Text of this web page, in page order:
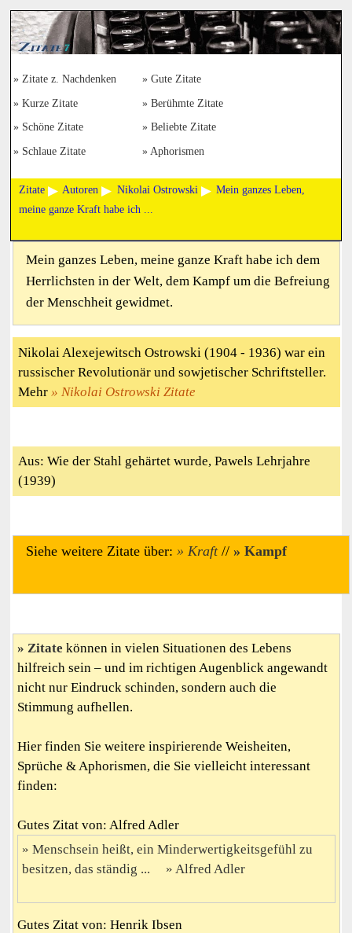
Zitate z. Nachdenken Gute Zitate
Kurze Zitate Berühmte Zitate
Schöne Zitate Beliebte Zitate
Schlaue Zitate Aphorismen
Zitate Autoren Nikolai Ostrowski
Mein ganzes Leben,
meine ganze Kraft habe ich ...
Mein ganzes Leben, meine ganze Kraft habe ich dem
Herrlichsten in der Welt, dem Kampf um die Befreiung
der Menschheit gewidmet.
Nikolai Alexejewitsch Ostrowski (1904 - 1936) war ein
russischer Revolutionär und sowjetischer Schriftsteller.
Mehr
Nikolai Ostrowski Zitate
Aus: Wie der Stahl gehärtet wurde, Pawels Lehrjahre
(1939)
Siehe weitere Zitate über: Kraft// Kampf
Zitate können in vielen Situationen des Lebens
hilfreich sein – und im richtigen Augenblick angewandt
nicht nur Eindruck schinden, sondern auch die
Stimmung aufhellen.
Hier finden Sie weitere inspirierende Weisheiten,
Sprüche & Aphorismen, die Sie vielleicht interessant
finden:
Gutes Zitat von: Alfred Adler
Menschsein heißt, ein Minderwertigkeitsgefühl zu
besitzen, das ständig ...
Alfred Adler
Gutes Zitat von: Henrik Ibsen